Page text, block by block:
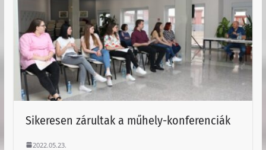
Sikeresen zárultak a műhely-konferenciák
2022.05.23.